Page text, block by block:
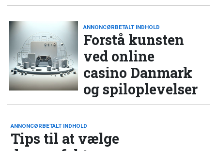
ANNONCØRBETALT INDHOLD
Forstå kunsten
ved online
casino Danmark
og spiloplevelser
ANNONCØRBETALT INDHOLD
Tips til at vælge